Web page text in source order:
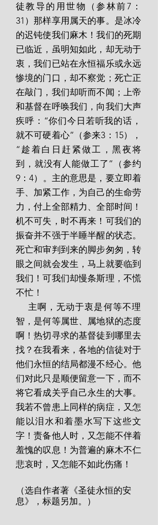
徒教导的用世物（参林前7：
31）那样享用属天的事。是冰冷
的迟钝使我们麻木！我们的死期
已临近，虽明知如此，却无动于
衷，我们已站在永恒福乐或永远
惨境的门口，却不察觉；死亡正
在敲门，我们却听而不闻；上帝
和基督在呼唤我们，向我们大声
疾呼：“你们今日若听我的话，
就不可硬着心”（参来3：15），
“趁着白日赶紧做工，黑夜将
到，就没有人能做工了”（参约
9：4）。主的意思是，要立即着
手、加紧工作，为自己的生命劳
力，付上全部精力、全部时间！
机不可失，时不再来！可我们的
振奋并不强于半睡半醒的状态。
死亡和审判到来的脚步匆匆，转
眼之间就会发生，马上就要临到
我们！可我们却慢条斯理，不慌
不忙！
智，是何等属世、属地狱的态度
啊！热切寻求的基督徒到哪里去
找？在我看来，各地的信徒对于
他们永恒的结局都漫不经心。他
们对此只是顺便留意一下，而不
将它看成关乎自己永生的大事。
我若不曾患上同样的病症，又怎
能以泪水和着墨水写下这些文
字！责备他人时，又怎能不伴着
羞愧的叹息！为普遍的麻木不仁
悲哀时，又怎能不如此伤痛！
（选自作者著《圣徒永恒的安
息》，标题另加。）